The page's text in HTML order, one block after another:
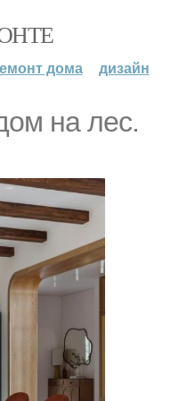
дома дизайн
на лес.